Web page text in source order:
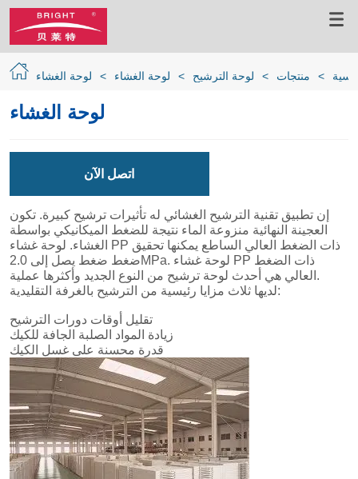
> منتجات > لوحة الترشيح > لوحة الغشاء > لوحة الغشاء
لوحة الغشاء
اتصل الآن